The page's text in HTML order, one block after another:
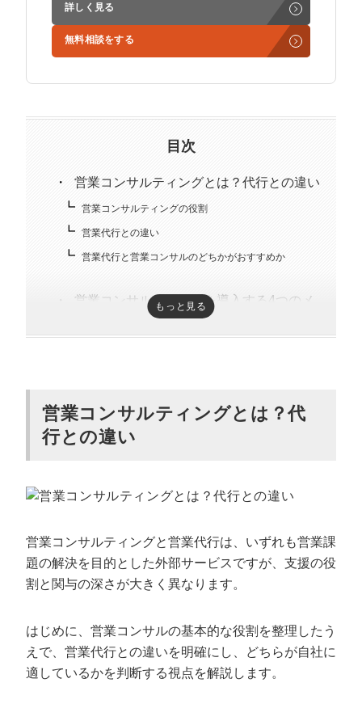
学生時代からに代表岩野の社長秘書として活動。現在は
3社の事業責任者も務めており、Webマーケティングと
趣味はキックボクシング。アマチュアの戦績は2戦0勝2
詳しく見る
無料相談をする
目次
営業コンサルティングとは？代行との違い
営業コンサルティングの役割
営業代行との違い
営業代行と営業コンサルのどちかがおすすめか
営業コンサルティングを導入する4つのメ
社内リソースの育成とノウハウの蓄積ができる
成約率の向上が期待できる
選
費用対効果が高いか
実績はあるか
自社に寄り添った提案をしてくれるか
営業コンサルの報酬体系と費用相場
もっと見る
営業コンサルティングとは？代
行との違い
営業コンサルティングと営業代行は、いずれも営業課
題の解決を目的とした外部サービスですが、支援の役
割と関与の深さが大きく異なります。
はじめに、営業コンサルの基本的な役割を整理したう
えで、営業代行との違いを明確にし、どちらが自社に
適しているかを判断する視点を解説します。